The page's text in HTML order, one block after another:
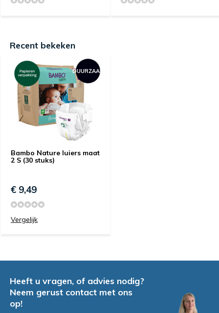
Recent bekeken
Bambo Nature luiers maat
2 S (30 stuks)
DUURZAAM
€ 9,49
Vergelijk
Heeft u vragen, of advies nodig?
Neem gerust contact met ons
op!